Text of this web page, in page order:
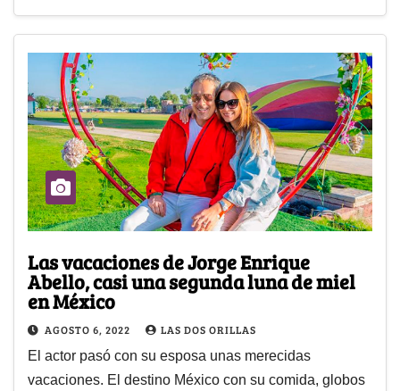
Las vacaciones de Jorge Enrique
Abello, casi una segunda luna de miel
en México
AGOSTO 6, 2022 LAS DOS ORILLAS
El actor pasó con su esposa unas merecidas
vacaciones. El destino México con su comida, globos